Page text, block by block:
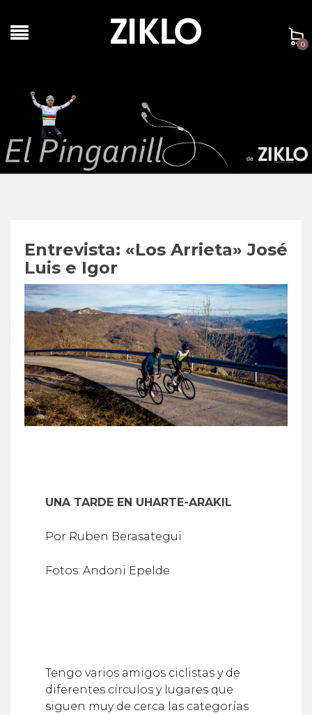
0
Entrevista: «Los Arrieta» José
Luis e Igor
UNA TARDE EN UHARTE-ARAKIL
Por Ruben Berasategui
Fotos: Andoni Epelde
Tengo varios amigos ciclistas y de
diferentes círculos y lugares que
siguen muy de cerca las categorías